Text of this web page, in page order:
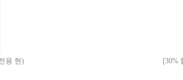
용 현)
[30%